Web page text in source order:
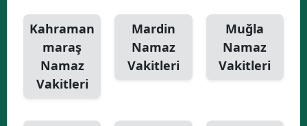
Kahraman
maraş
Namaz
Vakitleri
Mardin
Namaz
Vakitleri
Muğla
Namaz
Vakitleri